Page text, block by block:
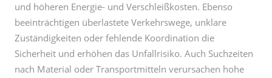
Sicherheit und erhöhen das Unfallrisiko. Auch Suchzeiten
nach Material oder Transportmitteln verursachen hohe
indirekte Kosten, die häufig unterschätzt werden.
Ein effizient organisierter innerbetrieblicher Transport